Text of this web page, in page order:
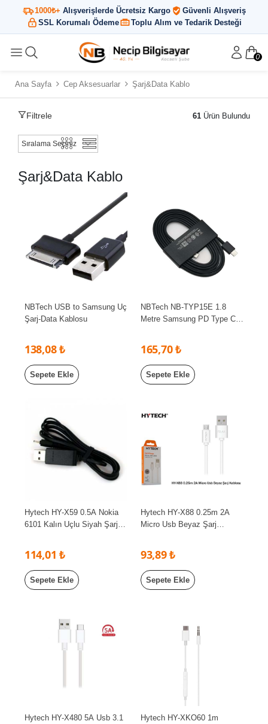
1000₺+ Alışverişlerde Ücretsiz Kargo
Güvenli Alışveriş
SSL Korumalı Ödeme
Toplu Alım ve Tedarik Desteği
0
Ana Sayfa Cep Aksesuarlar Şarj&Data Kablo
Filtrele 61 Ürün Bulundu
Şarj&Data Kablo
NBTech USB to Samsung Uç
Şarj-Data Kablosu
138,08 ₺
Sepete Ekle
NBTech NB-TYP15E 1.8
Metre Samsung PD Type C
Smasung Cihazlar İle
Uyumludur)
165,70 ₺
Sepete Ekle
Hytech HY-X59 0.5A Nokia
6101 Kalın Uçlu Siyah Şarj
114,01 ₺
Sepete Ekle
Hytech HY-X88 0.25m 2A
Micro Usb Beyaz Şarj
93,89 ₺
Sepete Ekle
Hytech HY-X480 5A Usb 3.1
Hytech HY-XKO60 1m